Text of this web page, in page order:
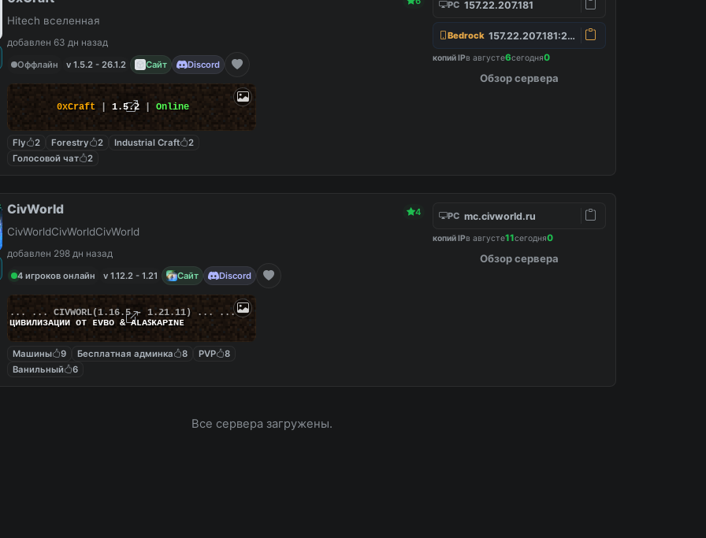
Hitech вселенная
добавлен 63 дн назад
Оффлайн
v 1.5.2 - 26.1.2 Сайт Discord
0xCraft 1.5.2 Online
Fly 2 Forestry 2 Industrial Craft
2
Голосовой чат
2
PC 157.22.207.181
Bedrock 157.22.207.181:25565
копий IPв августе6сегодня0
Обзор сервера
CivWorld 4
CivWorldCivWorldCivWorld
добавлен 298 дн назад
4 игроков онлайн
v 1.12.2 - 1.21 Сайт Discord
... ... CIVWORL(1.16.5 - 1.21.11) ... ...
циʙилизᴀции от ᴇᴠʙᴏ & ᴀʟᴀꜱᴋᴀᴘɪɴᴇ
Машины 9 Бесплатная админка 8 PVP
8
Ванильный
6
PC mc.civworld.ru
копий IPв августе11сегодня0
Обзор сервера
Все сервера загружены.